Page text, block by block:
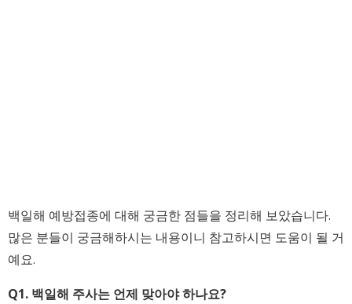
백일해 예방접종에 대해 궁금한 점들을 정리해 보았습니다.
많은 분들이 궁금해하시는 내용이니 참고하시면 도움이 될 거
예요.
Q1. 백일해 주사는 언제 맞아야 하나요?